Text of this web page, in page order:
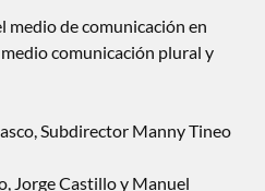
medio de comunicación en
comunicación plural y
Subdirector Manny Tineo
Jorge Castillo y Manuel